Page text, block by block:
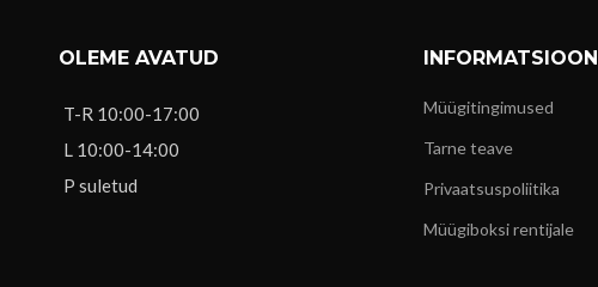
OLEME AVATUD
T-R 10:00-17:00
L 10:00-14:00
P suletud
INFORMATSIOON
Müügitingimused
Tarne teave
Privaatsuspoliitika
Müügiboksi rentijale